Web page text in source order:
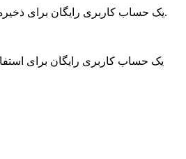
یک حساب کاربری رایگان برای ذخیره آیتم‌های محبوب ایجاد کنید.
یک حساب کاربری رایگان برای